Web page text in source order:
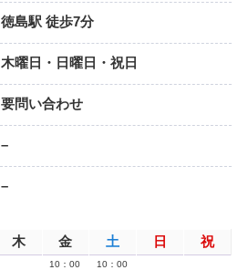
徳島駅 徒歩7分
木曜日・日曜日・祝日
要問い合わせ
–
–
木 金 土 日 祝
10：00
10：00